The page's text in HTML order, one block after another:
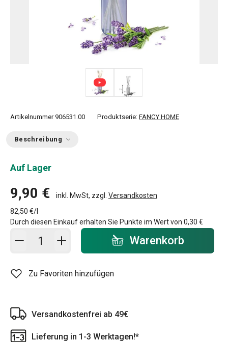
Artikelnummer 906531.00 Produktserie: FANCY HOME
Beschreibung
Auf Lager
9,90 € inkl. MwSt, zzgl. Versandkosten
82,50 €/l
Durch diesen Einkauf erhalten Sie Punkte im Wert von 0,30 €
In den Warenkorb - Menge Warenkorb
Zu Favoriten hinzufügen
Versandkostenfrei ab 49€
Lieferung in 1-3 Werktagen!*